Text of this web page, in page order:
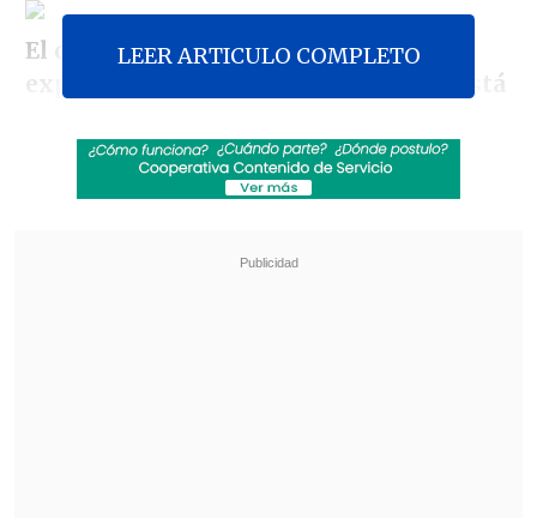
El director de Firefox Mike Beltzer
explicó que "completar este trabajo está
iniciales indicaban, a medida que
buscamos las regresiones y fuentes de
Fayer Wayer.
LEER ARTICULO COMPLETO